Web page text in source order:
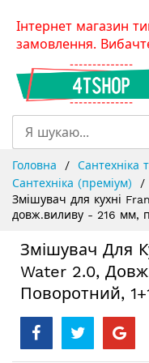
SkipІнтернет магазин
замовлення.
Головна
Сантехніка
Сантехніка (преміум)
Змішувач для кухні
довж.виливу - 216 мм,
Змішувач Для
Water 2.0,
Поворотний,